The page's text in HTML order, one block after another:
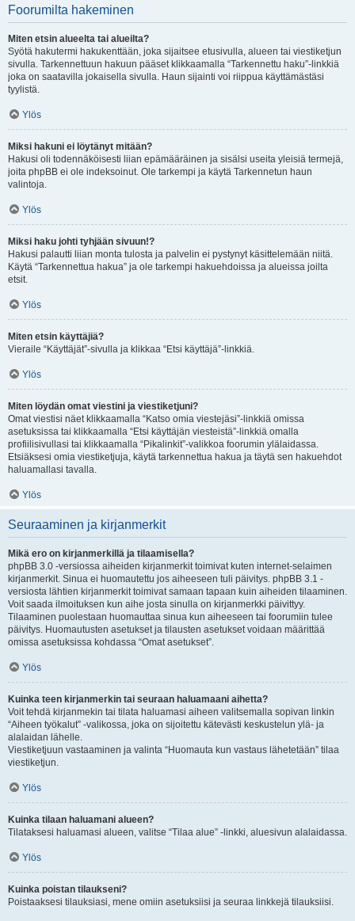
Foorumilta hakeminen
Miten etsin alueelta tai alueilta?
Syötä hakutermi hakukenttään, joka sijaitsee etusivulla, alueen tai viestiketjun
sivulla. Tarkennettuun hakuun pääset klikkaamalla “Tarkennettu haku”-linkkiä
joka on saatavilla jokaisella sivulla. Haun sijainti voi riippua käyttämästäsi
tyylistä.
Ylös
Miksi hakuni ei löytänyt mitään?
Hakusi oli todennäköisesti liian epämääräinen ja sisälsi useita yleisiä termejä,
joita phpBB ei ole indeksoinut. Ole tarkempi ja käytä Tarkennetun haun
valintoja.
Ylös
Miksi haku johti tyhjään sivuun!?
Hakusi palautti liian monta tulosta ja palvelin ei pystynyt käsittelemään niitä.
Käytä “Tarkennettua hakua” ja ole tarkempi hakuehdoissa ja alueissa joilta
etsit.
Ylös
Miten etsin käyttäjiä?
Vieraile “Käyttäjät”-sivulla ja klikkaa “Etsi käyttäjä”-linkkiä.
Ylös
Miten löydän omat viestini ja viestiketjuni?
Omat viestisi näet klikkaamalla “Katso omia viestejäsi”-linkkiä omissa
asetuksissa tai klikkaamalla “Etsi käyttäjän viesteistä”-linkkiä omalla
profiilisivullasi tai klikkaamalla “Pikalinkit”-valikkoa foorumin ylälaidassa.
Etsiäksesi omia viestiketjuja, käytä tarkennettua hakua ja täytä sen hakuehdot
haluamallasi tavalla.
Ylös
Seuraaminen ja kirjanmerkit
Mikä ero on kirjanmerkillä ja tilaamisella?
phpBB 3.0 -versiossa aiheiden kirjanmerkit toimivat kuten internet-selaimen
kirjanmerkit. Sinua ei huomautettu jos aiheeseen tuli päivitys. phpBB 3.1 -
versiosta lähtien kirjanmerkit toimivat samaan tapaan kuin aiheiden tilaaminen.
Voit saada ilmoituksen kun aihe josta sinulla on kirjanmerkki päivittyy.
Tilaaminen puolestaan huomauttaa sinua kun aiheeseen tai foorumiin tulee
päivitys. Huomautusten asetukset ja tilausten asetukset voidaan määrittää
omissa asetuksissa kohdassa “Omat asetukset”.
Ylös
Kuinka teen kirjanmerkin tai seuraan haluamaani aihetta?
Voit tehdä kirjanmekin tai tilata haluamasi aiheen valitsemalla sopivan linkin
“Aiheen työkalut” -valikossa, joka on sijoitettu kätevästi keskustelun ylä- ja
alalaidan lähelle.
Viestiketjuun vastaaminen ja valinta “Huomauta kun vastaus lähetetään” tilaa
viestiketjun.
Ylös
Kuinka tilaan haluamani alueen?
Tilataksesi haluamasi alueen, valitse “Tilaa alue” -linkki, aluesivun alalaidassa.
Ylös
Kuinka poistan tilaukseni?
Poistaaksesi tilauksiasi, mene omiin asetuksiisi ja seuraa linkkejä tilauksiisi.